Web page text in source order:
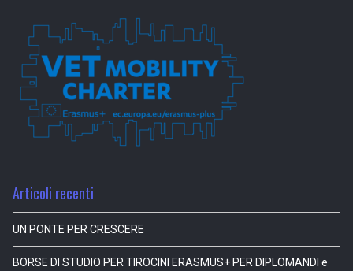
Articoli recenti
UN PONTE PER CRESCERE
BORSE DI STUDIO PER TIROCINI ERASMUS+ PER DIPLOMANDI e